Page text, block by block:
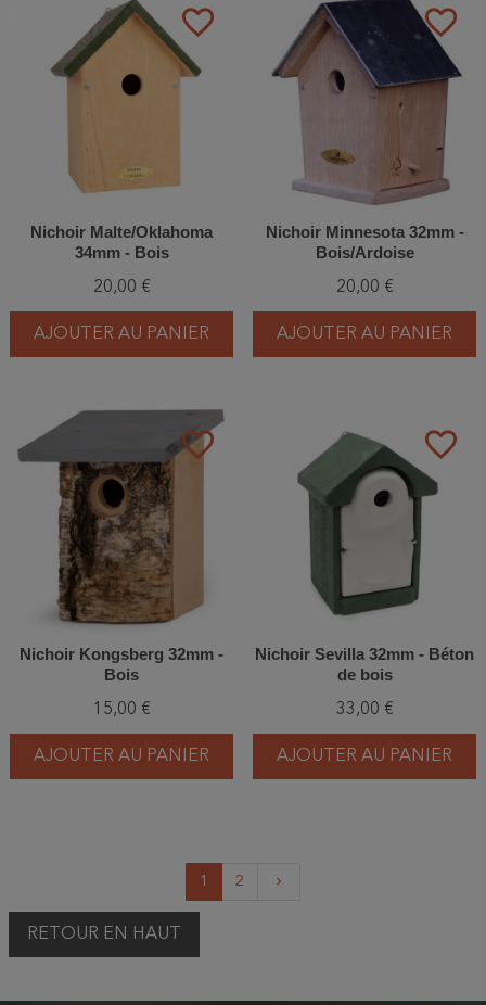
favorite_border
Nichoir Malte/Oklahoma
34mm - Bois
20,00 €
AJOUTER AU PANIER
favorite_border
Nichoir Minnesota 32mm -
Bois/Ardoise
20,00 €
AJOUTER AU PANIER
favorite_border
Nichoir Kongsberg 32mm -
Bois
15,00 €
AJOUTER AU PANIER
favorite_border
Nichoir Sevilla 32mm - Béton
de bois
33,00 €
AJOUTER AU PANIER
1 2 keyboard_arrow_right
RETOUR EN HAUT